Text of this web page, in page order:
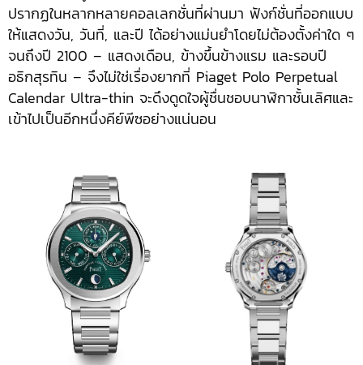
ปรากฏในหลากหลายคอลเลกชั่นที่ผ่านมา ฟังก์ชั่นที่ออกแบบ
ให้แสดงวัน, วันที่, และปี ได้อย่างแม่นยำโดยไม่ต้องตั้งค่าใด ๆ
จนถึงปี 2100 – แสดงเดือน, ข้างขึ้นข้างแรม และรอบปี
อธิกสุรทิน – จึงไม่ใช่เรื่องยากที่ Piaget Polo Perpetual
Calendar Ultra-thin จะดึงดูดใจผู้ชื่นชอบนาฬิกาชั้นเลิศและ
เข้าไปเป็นอีกหนึ่งคีย์พีซอย่างแน่นอน